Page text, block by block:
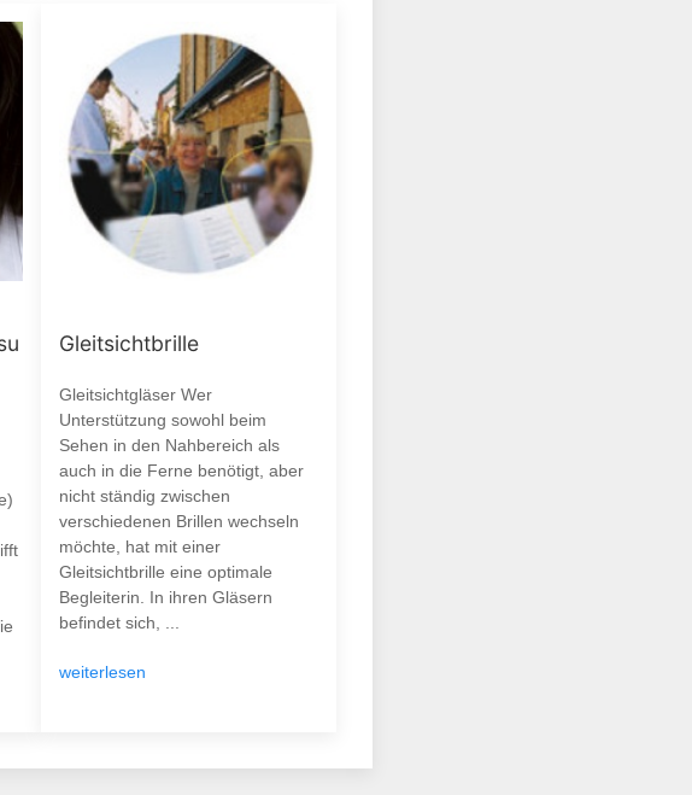
Gleitsichtbrille
Gleitsichtgläser Wer
Unterstützung sowohl beim
Sehen in den Nahbereich als
auch in die Ferne benötigt, aber
nicht ständig zwischen
verschiedenen Brillen wechseln
möchte, hat mit einer
Gleitsichtbrille eine optimale
Begleiterin. In ihren Gläsern
befindet sich, ...
weiterlesen